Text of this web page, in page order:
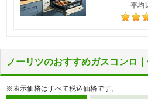
平均
落ち着きのある上品な4色の天板展開
力やスモークオフ、オートグリルとい
リンナイのベーシックモデルは天板カ
シンプルな機能が人気の「メタルトッ
ノーリツのおすすめガスコンロ
※表示価格はすべて税込価格です。